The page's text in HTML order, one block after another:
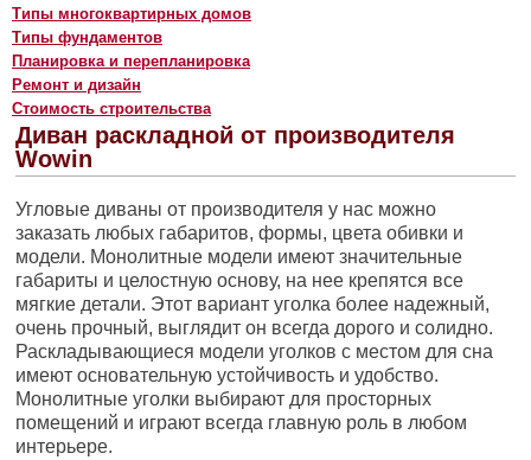
Типы многоквартирных домов
Типы фундаментов
Планировка и перепланировка
Ремонт и дизайн
Стоимость строительства
Диван раскладной от производителя
Wowin
Угловые диваны от производителя у нас можно
заказать любых габаритов, формы, цвета обивки и
модели. Монолитные модели имеют значительные
габариты и целостную основу, на нее крепятся все
мягкие детали. Этот вариант уголка более надежный,
очень прочный, выглядит он всегда дорого и солидно.
Раскладывающиеся модели уголков с местом для сна
имеют основательную устойчивость и удобство.
Монолитные уголки выбирают для просторных
помещений и играют всегда главную роль в любом
интерьере.